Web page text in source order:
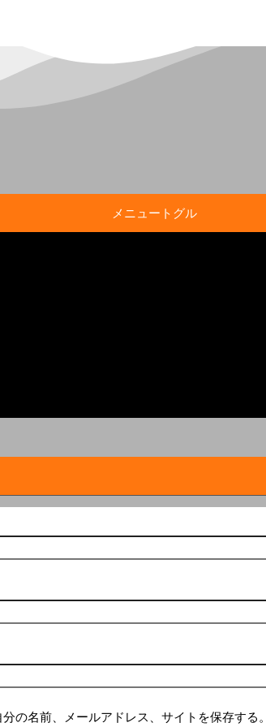
メニュートグル
の名前、メールアドレス、サイトを保存する。